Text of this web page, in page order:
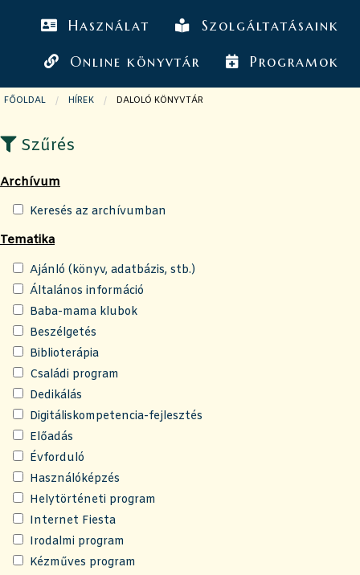
Használat Szolgáltatásaink
Online könyvtár Programok
FŐOLDAL HÍREK JELENLEGI OLDAL:
DALOLÓ KÖNYVTÁR
Szűrés
Archívum
Keresés az archívumban
Tematika
Ajánló (könyv, adatbázis, stb.)
Általános információ
Baba-mama klubok
Beszélgetés
Biblioterápia
Családi program
Dedikálás
Digitáliskompetencia-fejlesztés
Előadás
Évforduló
Használóképzés
Helytörténeti program
Internet Fiesta
Irodalmi program
Kézműves program